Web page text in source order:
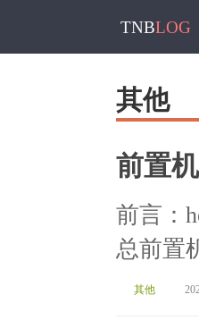
TNBLOG
其他
前置
前言：
总前置
其他